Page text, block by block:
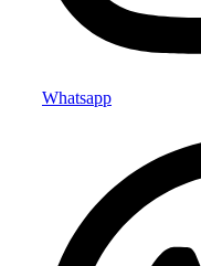
Whatsapp